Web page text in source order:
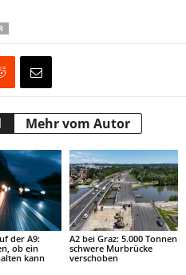
Mehr vom Autor
der A9:
ob ein
kann
A2 bei Graz: 5.000 Tonnen
schwere Murbrücke
verschoben